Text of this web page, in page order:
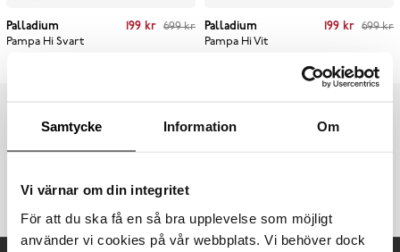
Samtycke Information Om
Vi värnar om din integritet
För att du ska få en så bra upplevelse som möjligt
använder vi cookies på vår webbplats. Vi behöver dock
Palladium
Pampa Hi Svart
price Previous price
199 kr 699 kr
Palladium
Pampa HiVit
Current price Previous price
199 kr 699 kr
rabatt hos Scorett Outlet. Du hittar säsongens nyheter